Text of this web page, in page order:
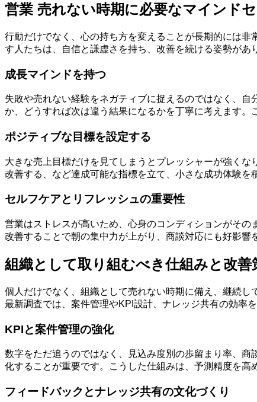
営業 売れない時期に必要なマインド
行動だけでなく、心の持ち方を変えることが長期的には
す人たちは、自信と謙虚さを持ち、改善を続ける姿勢があ
成長マインドを持つ
失敗や売れない経験をネガティブに捉えるのではなく、
か、どうすれば次は違う結果になるかを丁寧に考えます。
ポジティブな目標を設定する
大きな売上目標だけを見てしまうとプレッシャーが強く
改善する、など達成可能な指標を立て、小さな成功体験を
セルフケアとリフレッシュの重要性
営業はストレスが高いため、心身のコンディションがそ
改善することで朝の集中力が上がり、商談対応にも好影響
組織として取り組むべき仕組みと改善
個人だけでなく、組織として売れない時期に備え、継続
最新調査では、案件管理やKPI設計、ナレッジ共有の効率
KPIと案件管理の強化
数字をただ追うのではなく、見込み度別の歩留まり率、
化することが重要です。こうした仕組みは、予測精度を高
フィードバックとナレッジ共有の文化づくり